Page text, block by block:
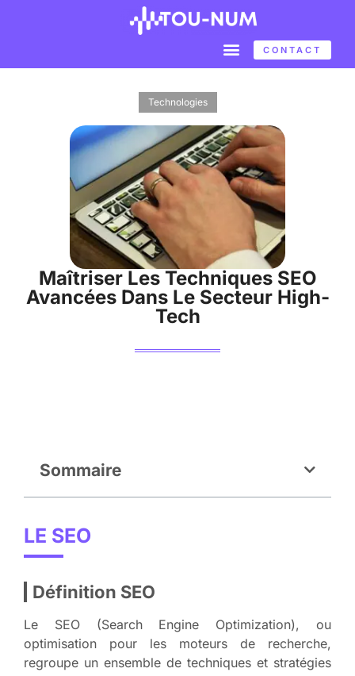
CONTACT
Technologies
Maîtriser Les Techniques SEO
Avancées Dans Le Secteur High-
Tech
Sommaire
LE SEO
Définition SEO
Le SEO (Search Engine Optimization), ou
optimisation pour les moteurs de recherche,
regroupe un ensemble de techniques et stratégies